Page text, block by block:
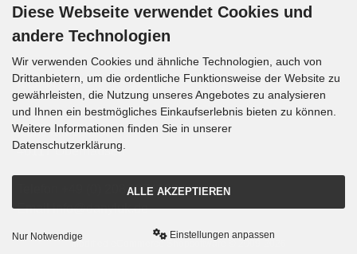
KONTAKT
Lautsprecher-OnlineShop.de
Rübekampstr. 35
46117 Oberhausen
Telefon +49 (0) 208 / 874188
Email info@danyluk.de
mod
Diese Webseite verwendet Cookies und
andere Technologien
Wir verwenden Cookies und ähnliche Technologien, auch von
Drittanbietern, um die ordentliche Funktionsweise der Website zu
gewährleisten, die Nutzung unseres Angebotes zu analysieren
und Ihnen ein bestmögliches Einkaufserlebnis bieten zu können.
Weitere Informationen finden Sie in unserer
Datenschutzerklärung.
ALLE AKZEPTIEREN
Nur Notwendige Einstellungen anpassen